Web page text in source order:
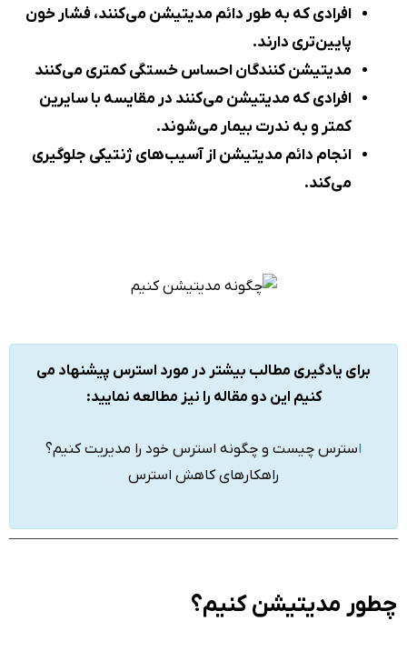
افرادی که به طور دائم مدیتیشن می‌کنند، فشار خون
پایین‌تری دارند.
مدیتیشن کنندگان احساس خستگی کمتری می‌کنند
افرادی که مدیتیشن می‌کنند در مقایسه با سایرین
کمتر و به ندرت بیمار می‌شوند.
انجام دائم مدیتیشن از آسیب‌های ژنتیکی جلوگیری
می‌کند.
برای یادگیری مطالب بیشتر در مورد استرس پیشنهاد می
کنیم این دو مقاله را نیز مطالعه نمایید:
استرس چیست و چگونه استرس خود را مدیریت کنیم؟
راهکارهای کاهش استرس
چطور مدیتیشن کنیم؟